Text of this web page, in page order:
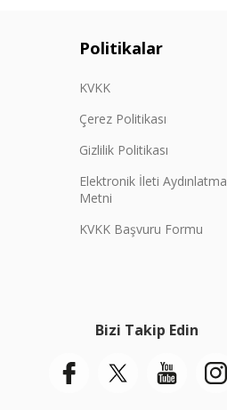
Politikalar
KVKK
Çerez Politikası
Gizlilik Politikası
Elektronik İleti Aydınlatma
Metni
KVKK Başvuru Formu
Bizi Takip Edin